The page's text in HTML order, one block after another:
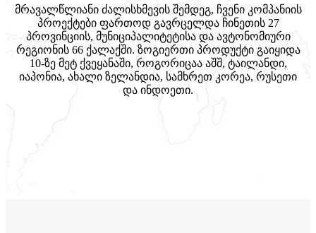
მრავალწლიანი ძალისხმევის შემდეგ, ჩვენი კომპანიის
პროექტები ფართოდ გავრცელდა ჩინეთის 27
პროვინციის, მუნიციპალიტეტისა და ავტონომიური
რეგიონის 66 ქალაქში. ზოგიერთი პროდუქტი გაიყიდა
10-ზე მეტ ქვეყანაში, როგორიცაა აშშ, ტაილანდი,
იაპონია, ახალი ზელანდია, სამხრეთ კორეა, რუსეთი
და ინდოეთი.